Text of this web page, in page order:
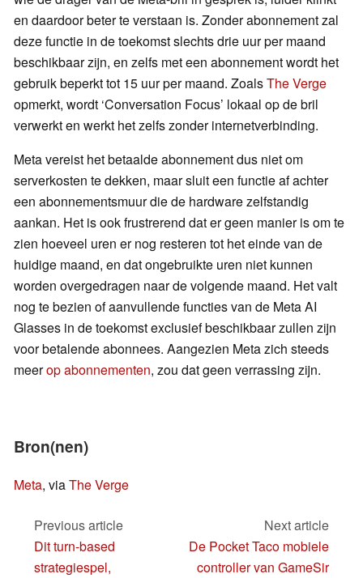
en daardoor beter te verstaan is. Zonder abonnement zal
deze functie in de toekomst slechts drie uur per maand
beschikbaar zijn, en zelfs met een abonnement wordt het
gebruik beperkt tot 15 uur per maand. ZoalsThe Verge
opmerkt, wordt ‘Conversation Focus’ lokaal op de bril
verwerkt en werkt het zelfs zonder internetverbinding.
Meta vereist het betaalde abonnement dus niet om
serverkosten te dekken, maar sluit een functie af achter
een abonnementsmuur die de hardware zelfstandig
aankan. Het is ook frustrerend dat er geen manier is om te
zien hoeveel uren er nog resteren tot het einde van de
huidige maand, en dat ongebruikte uren niet kunnen
worden overgedragen naar de volgende maand. Het valt
nog te bezien of aanvullende functies van de Meta AI
Glasses in de toekomst exclusief beschikbaar zullen zijn
voor betalende abonnees. Aangezien Meta zich steeds
meerop abonnementen, zou dat geen verrassing zijn.
Bron(nen)
Meta, viaThe Verge
Previous article
Dit turn-based
strategiespel,
Next article
De Pocket Taco mobiele
controller van GameSir